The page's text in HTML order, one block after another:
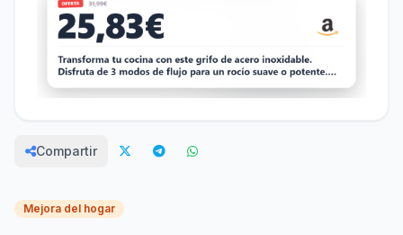
Compartir
Mejora del hogar